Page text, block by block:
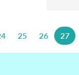
25 26 27